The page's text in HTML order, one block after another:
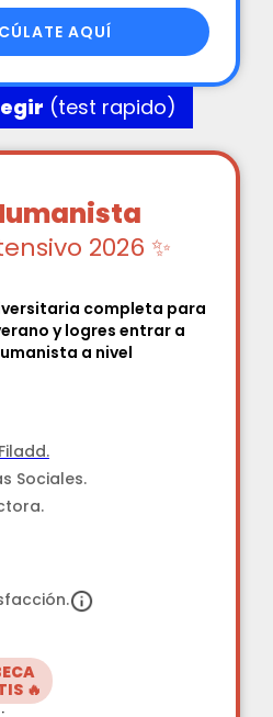
AQUÍ
(test rapido)
2026 ✨
completa para
y logres entrar a
a nivel
Sociales.
🔥